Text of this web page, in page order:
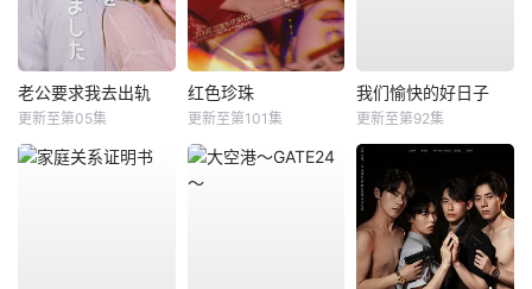
老公要求我去出轨
更新至第05集
红色珍珠
更新至第101集
我们愉快的好日子
更新至第92集